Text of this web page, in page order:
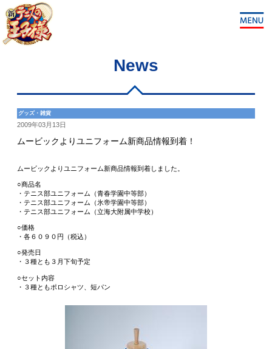
News
グッズ・雑貨
2009年03月13日
ムービックよりユニフォーム新商品情報到着！
ムービックよりユニフォーム新商品情報到着しました。
○商品名
・テニス部ユニフォーム（青春学園中等部）
・テニス部ユニフォーム（氷帝学園中等部）
・テニス部ユニフォーム（立海大附属中学校）
○価格
・各６０９０円（税込）
○発売日
・３種とも３月下旬予定
○セット内容
・３種ともポロシャツ、短パン